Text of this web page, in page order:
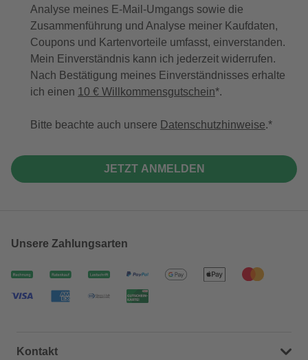
Analyse meines E-Mail-Umgangs sowie die
Zusammenführung und Analyse meiner Kaufdaten,
Coupons und Kartenvorteile umfasst, einverstanden.
Mein Einverständnis kann ich jederzeit widerrufen.
Nach Bestätigung meines Einverständnisses erhalte
ich einen 10 € Willkommensgutschein*.
Bitte beachte auch unsere Datenschutzhinweise.
JETZT ANMELDEN
Unsere Zahlungsarten
Kontakt